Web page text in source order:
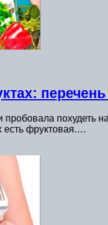
похудеть
есть фруктовая.…